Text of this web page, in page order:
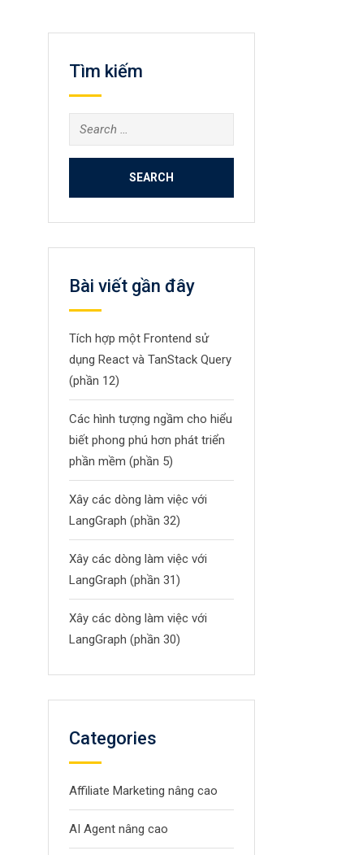
Tìm kiếm
Search
for:
Bài viết gần đây
Tích hợp một Frontend sử
dụng React và TanStack Query
(phần 12)
Các hình tượng ngầm cho hiểu
biết phong phú hơn phát triển
phần mềm (phần 5)
Xây các dòng làm việc với
LangGraph (phần 32)
Xây các dòng làm việc với
LangGraph (phần 31)
Xây các dòng làm việc với
LangGraph (phần 30)
Categories
Affiliate Marketing nâng cao
AI Agent nâng cao